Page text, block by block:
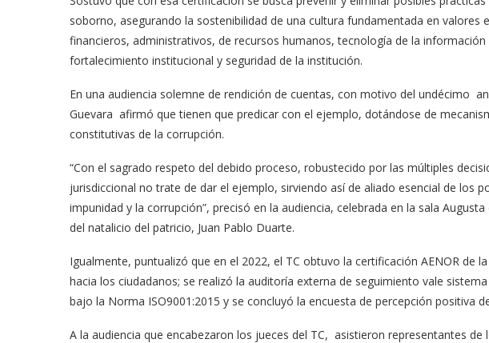
soborno, asegurando la sostenibilidad de una cultura fundamentada en valores
financieros, administrativos, de recursos humanos, tecnología de la
fortalecimiento institucional y seguridad de la institución.
En una audiencia solemne de rendición de cuentas, con motivo del undécimo
Guevara afirmó que tienen que predicar con el ejemplo, dotándose de
constitutivas de la corrupción.
“Con el sagrado respeto del debido proceso, robustecido por las múltiples
jurisdiccional no trate de dar el ejemplo, sirviendo así de aliado esencial de los
impunidad y la corrupción”, precisó en la audiencia, celebrada en la sala
del natalicio del patricio, Juan Pablo Duarte.
Igualmente, puntualizó que en el 2022, el TC obtuvo la certificación AENOR de
hacia los ciudadanos; se realizó la auditoría externa de seguimiento vale
bajo la Norma ISO9001:2015 y se concluyó la encuesta de percepción positiva
A la audiencia que encabezaron los jueces del TC, asistieron representantes